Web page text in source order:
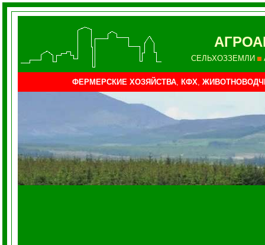
СЕЛЬХОЗЗЕМЛИ
ФЕРМЕРСКИЕ ХОЗЯЙСТВА, КФХ,